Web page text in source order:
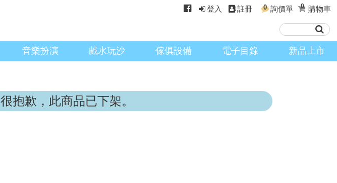
登入 註冊 0 詢價單 0 購物車
音樂扮演 戲水玩沙 傢俱設備 電子目錄 新品上市
很抱歉，此商品已下架。